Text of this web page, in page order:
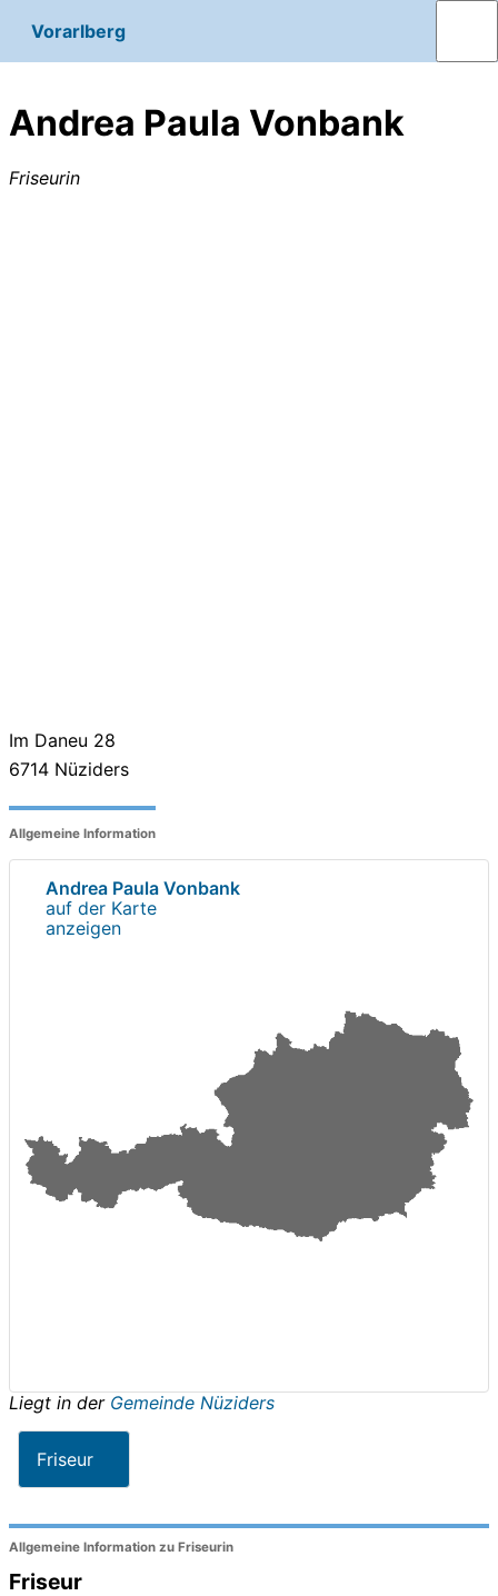
Vorarlberg
Andrea Paula Vonbank
Friseurin
Im Daneu 28
6714 Nüziders
Allgemeine Information
Andrea Paula Vonbank
auf der Karte
anzeigen
Liegt in der Gemeinde Nüziders
Friseur
Allgemeine Information zu Friseurin
Friseur